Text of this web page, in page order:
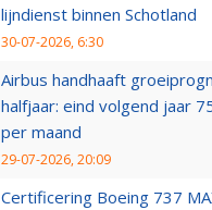
lijndienst binnen Schotland
30-07-2026, 6:30
Airbus handhaaft
halfjaar: eind volgend jaar
per maand
29-07-2026, 20:09
Certificering Boeing 737